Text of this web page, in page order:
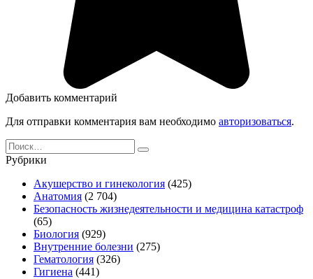
Добавить комментарий
Для отправки комментария вам необходимо авторизоваться.
Search
for:
Рубрики
Акушерство и гинекология (425)
Анатомия (2 704)
Безопасность жизнедеятельности и медицина катастроф
(65)
Биология (929)
Внутренние болезни (275)
Гематология (326)
Гигиена (441)